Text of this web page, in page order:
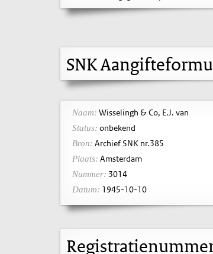
SNK
Naam: Wisselingh & Co, E.J. van
Status: onbekend
Bron: Archief SNK nr.385
Plaats: Amsterdam
Nummer: 3014
Datum: 1945-10-10